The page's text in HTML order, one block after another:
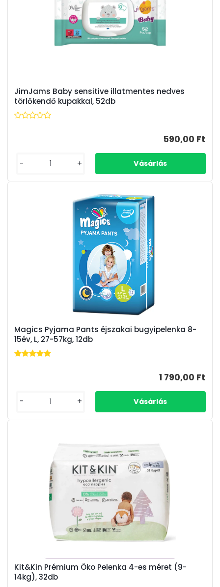
JimJams Baby sensitive illatmentes nedves
törlőkendő kupakkal, 52db
590,00 Ft
- +
Magics Pyjama Pants éjszakai bugyipelenka 8-
15év, L, 27-57kg, 12db
1 790,00 Ft
- +
Kit&Kin Prémium Öko Pelenka 4-es méret (9-
14kg), 32db